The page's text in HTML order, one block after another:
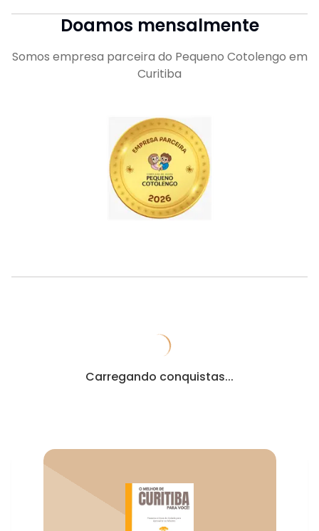
Doamos mensalmente
Somos empresa parceira do Pequeno Cotolengo em
Curitiba
Carregando conquistas...